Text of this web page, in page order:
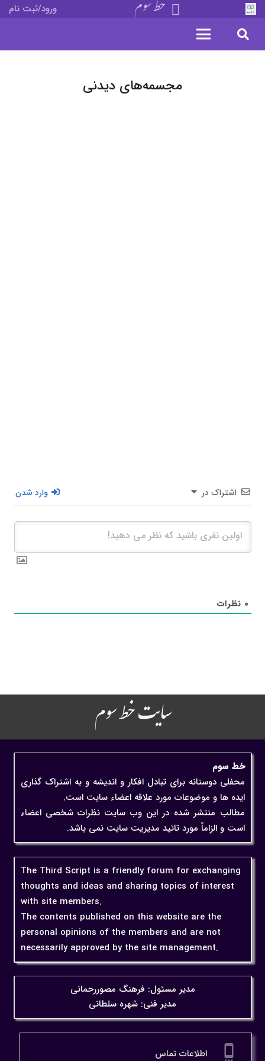
خط سوم ورود/ثبت نام
مجسمه‌های دیدنی
اشتراک در وارد شدن
۰ نظرات
سایت خط سوم
خط سوم
محفلی دوستانه برای تبادل افکار و اندیشه و به اشتراک گذاری
ایده ها و موضوعات مورد علاقه اعضاء سایت است.
مطالب منتشر شده در این وب سایت نظرات شخصی اعضاء
است و الزاماً مورد تائید مدیریت سایت نمی باشد.
The Third Script is a friendly forum for exchanging
thoughts and ideas and sharing topics of interest
with site members.
The contents published on this website are the
personal opinions of the members and are not
necessarily approved by the site management.
مدیر مسئول: فرهنگ مصوررحمانی
مدیر فنی: شهره سلطانی
settings_cell اطلاعات تماس